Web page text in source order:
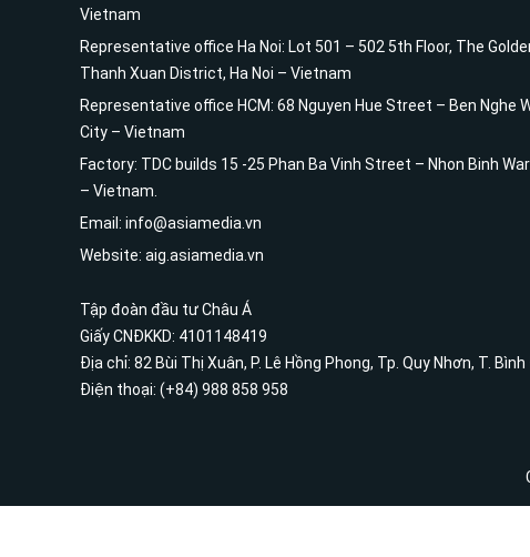
Vietnam
Representative office Ha Noi: Lot 501 – 502 5th Floor, The
Thanh Xuan District, Ha Noi – Vietnam
Representative office HCM: 68 Nguyen Hue Street – Ben Nghe
City – Vietnam
Factory: TDC builds 15 -25 Phan Ba Vinh Street – Nhon Binh
– Vietnam.
Email: info@asiamedia.vn
Website: aig.asiamedia.vn
Tập đoàn đầu tư Châu Á
Giấy CNĐKKD: 4101148419
Địa chỉ: 82 Bùi Thị Xuân, P. Lê Hồng Phong, Tp. Quy Nhơn, T.
Điện thoại: (+84) 988 858 958